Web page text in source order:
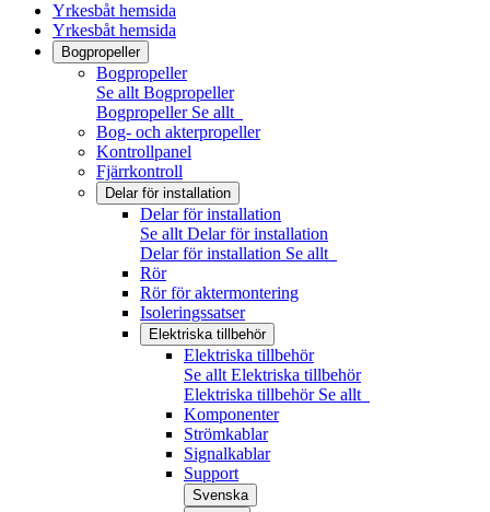
Yrkesbåt hemsida
Yrkesbåt hemsida
Bogpropeller
Bogpropeller
Se allt Bogpropeller
Bogpropeller Se allt
Bog- och akterpropeller
Kontrollpanel
Fjärrkontroll
Delar för installation
Delar för installation
Se allt Delar för installation
Delar för installation Se allt
Rör
Rör för aktermontering
Isoleringssatser
Elektriska tillbehör
Elektriska tillbehör
Se allt Elektriska tillbehör
Elektriska tillbehör Se allt
Komponenter
Strömkablar
Signalkablar
Support
Svenska